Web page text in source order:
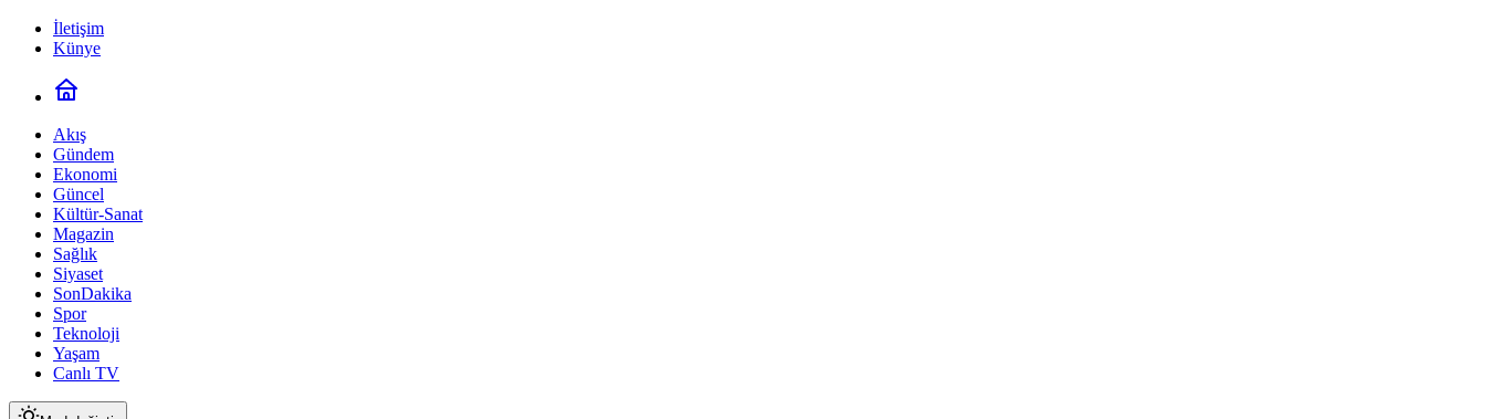
İletişim
Künye
Akış
Gündem
Ekonomi
Güncel
Kültür-Sanat
Magazin
Sağlık
Siyaset
SonDakika
Spor
Teknoloji
Yaşam
Canlı TV